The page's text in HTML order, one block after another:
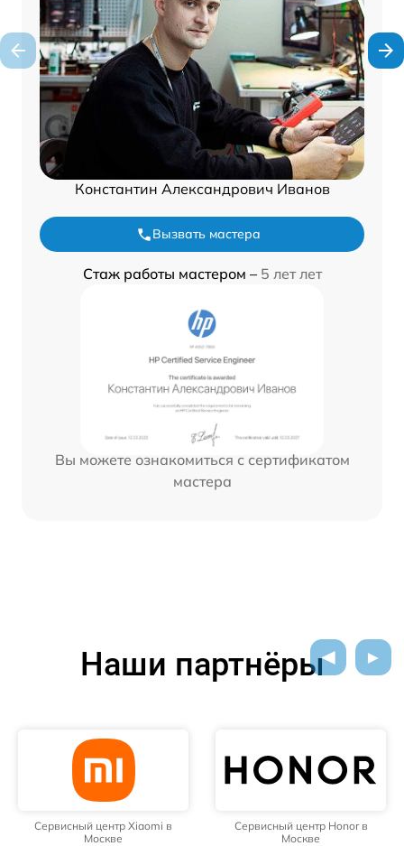
Константин Александрович Иванов
Вызвать мастера
Стаж работы мастером – 5 лет лет
Вы можете ознакомиться с сертификатом
мастера
Наши партнёры
Сервисный центр Xiaomi в
Москве
Сервисный центр Honor в
Москве